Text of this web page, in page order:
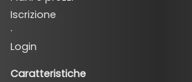
Iscrizione
·
Login
Caratteristiche